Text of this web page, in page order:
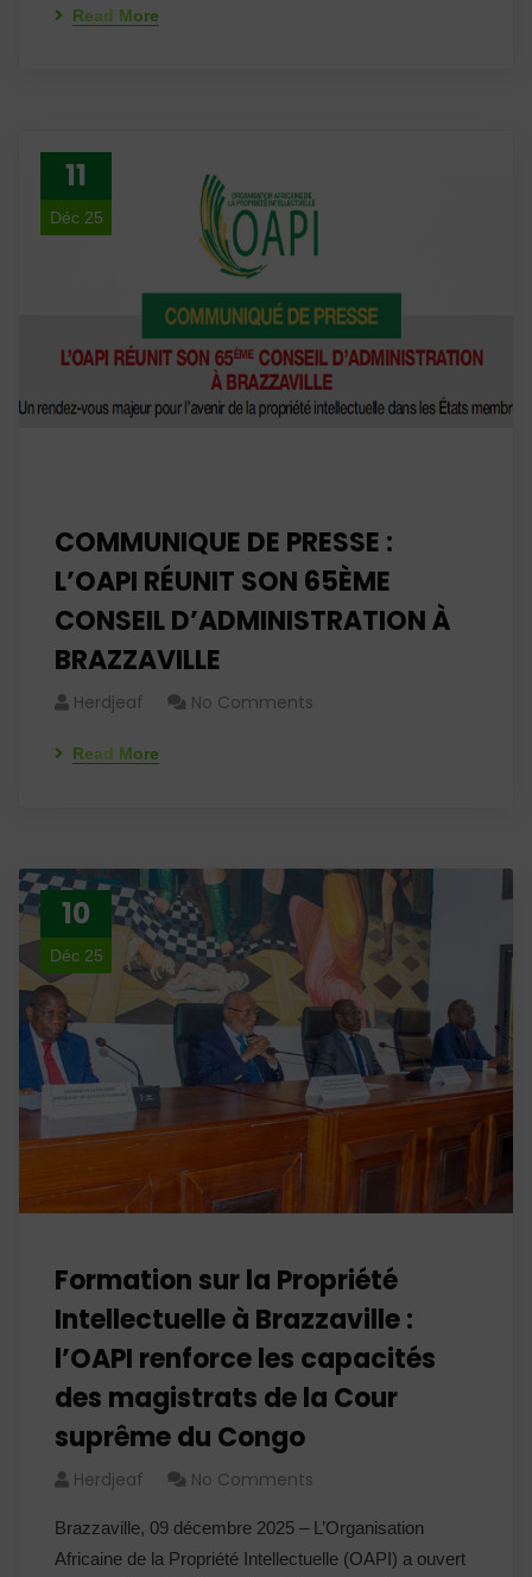
Read More
11
Déc 25
COMMUNIQUE DE PRESSE :
L’OAPI RÉUNIT SON 65ÈME
CONSEIL D’ADMINISTRATION À
BRAZZAVILLE
Herdjeaf No Comments
Read More
10
Déc 25
Formation sur la Propriété
Intellectuelle à Brazzaville :
l’OAPI renforce les capacités
des magistrats de la Cour
suprême du Congo
Herdjeaf No Comments
Brazzaville, 09 décembre 2025 – L’Organisation
Africaine de la Propriété Intellectuelle (OAPI) a ouvert